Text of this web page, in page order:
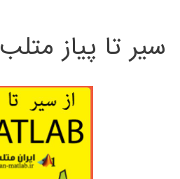
سیر تا پیاز متلب MATLAB